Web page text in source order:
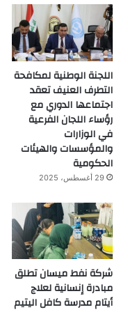
اللجنة الوطنية لمكافحة
التطرف العنيف تعقد
اجتماعها الدوري مع
رؤساء اللجان الفرعية
في الوزارات
والمؤسسات والهيئات
الحكومية
29 أغسطس، 2025
شركة نفط ميسان تطلق
مبادرة إنسانية لعلاج
أيتام مدرسة كافل اليتيم